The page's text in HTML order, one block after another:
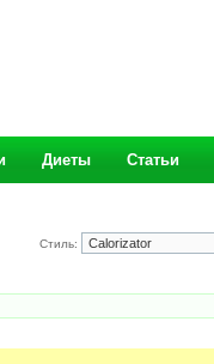
Диеты Статьи
Стиль: